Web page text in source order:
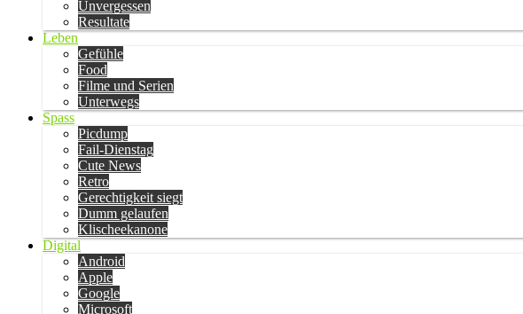
Unvergessen
Resultate
Leben
Gefühle
Food
Filme und Serien
Unterwegs
Spass
Picdump
Fail-Dienstag
Cute News
Retro
Gerechtigkeit siegt
Dumm gelaufen
Klischeekanone
Digital
Android
Apple
Google
Microsoft